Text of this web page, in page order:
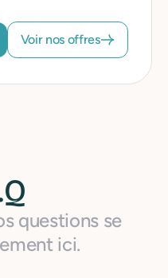
Voir nos offres
questions se
ici.